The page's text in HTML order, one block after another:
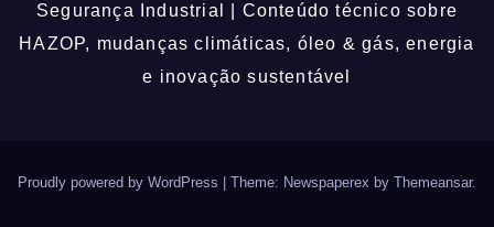
Segurança Industrial | Conteúdo técnico sobre
HAZOP, mudanças climáticas, óleo & gás, energia
e inovação sustentável
Proudly powered by WordPress Theme: Newspaperex by Themeansar.